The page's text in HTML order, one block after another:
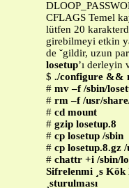
CFLAGS Temel
lütfen 20
girebilmeyi etkin
de ˘gildir, uzun
losetup’ı derleyin
$ ./configure &&
# mv –f /sbin/
# rm –f /usr/
# cd mount
# gzip losetup.8
# cp losetup /sbin
# cp losetup.8.gz
# chattr +i /sbin/
Sifrelenmi ¸s Kök
¸sturulması